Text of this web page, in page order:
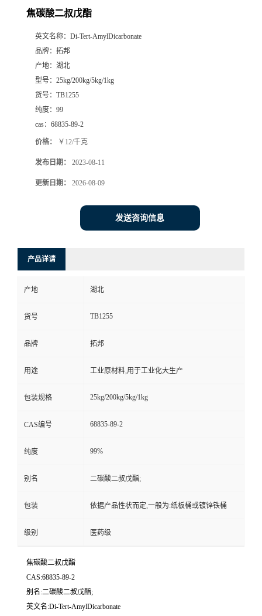
焦碳酸二叔戊酯
英文名称： Di-Tert-AmylDicarbonate
品牌： 拓邦
产地： 湖北
型号： 25kg/200kg/5kg/1kg
货号： TB1255
纯度： 99
cas： 68835-89-2
价格： ￥12/千克
发布日期： 2023-08-11
更新日期： 2026-08-09
发送咨询信息
产品详请
产地 湖北
货号 TB1255
品牌 拓邦
用途 工业原材料,用于工业化大生产
包装规格 25kg/200kg/5kg/1kg
CAS编号 68835-89-2
纯度 99%
别名 二碳酸二叔戊酯;
包装 依据产品性状而定,一般为:纸板桶或镀锌铁桶
级别 医药级
焦碳酸二叔戊酯
CAS:68835-89-2
别名:二碳酸二叔戊酯;
英文名:Di-Tert-AmylDicarbonate